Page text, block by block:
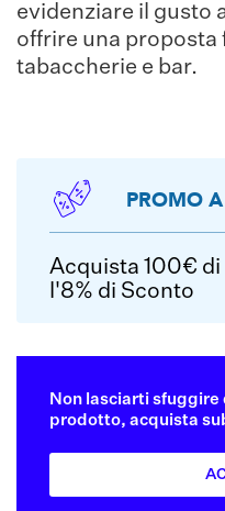
evidenziare il gusto
offrire una proposta
tabaccherie e bar.
PROMO
Acquista 100€ di
l'8% di Sconto
Non lasciarti sfuggire
prodotto, acquista